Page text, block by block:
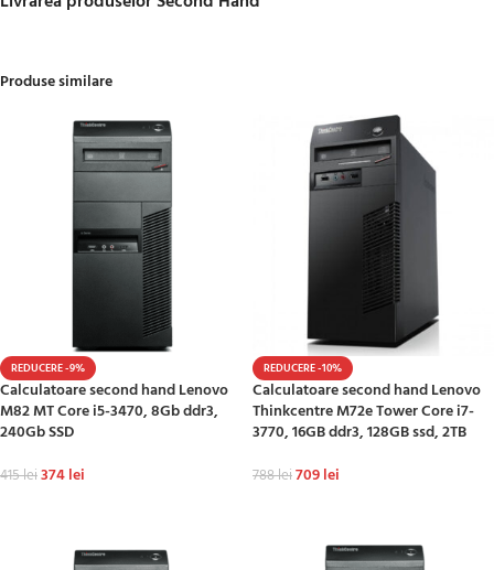
Produse similare
REDUCERE -9%
Calculatoare second hand Lenovo
M82 MT Core i5-3470, 8Gb ddr3,
240Gb SSD
415lei374lei
REDUCERE -10%
Calculatoare second hand Lenovo
Thinkcentre M72e Tower Core i7-
3770, 16GB ddr3, 128GB ssd, 2TB
788lei709lei